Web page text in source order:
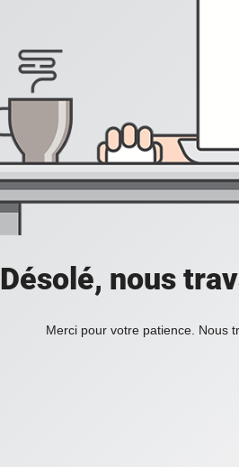
Désolé, nous
Merci pour votre patience. Nous